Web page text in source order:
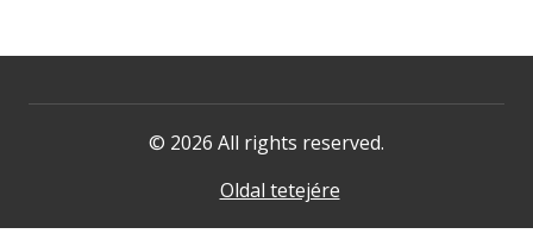
© 2026 All rights reserved.
Oldal tetejére